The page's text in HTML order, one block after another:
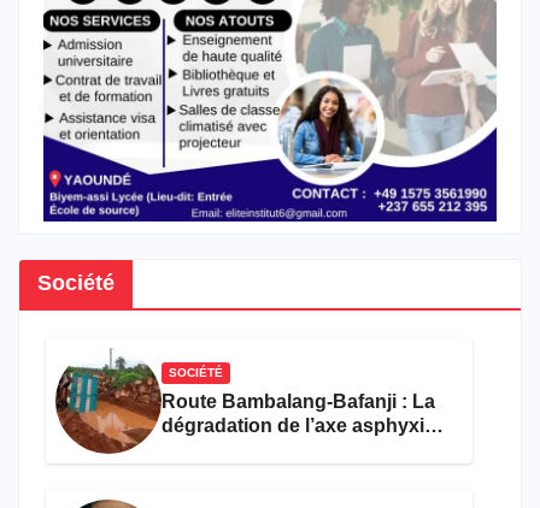
Société
SOCIÉTÉ
Route Bambalang-Bafanji : La
dégradation de l’axe asphyxie